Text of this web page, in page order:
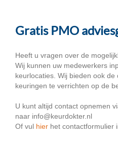
Gratis PMO
Heeft u vragen over de
Wij kunnen uw medewerkers
keurlocaties. Wij bieden ook
keuringen te verrichten op de
U kunt altijd contact opnemen
naar info@keurdokter.nl
Of vul hierhet contactformulier